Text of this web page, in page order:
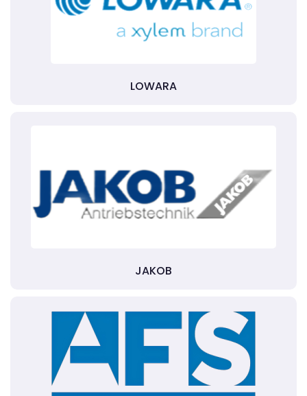
LOWARA
JAKOB